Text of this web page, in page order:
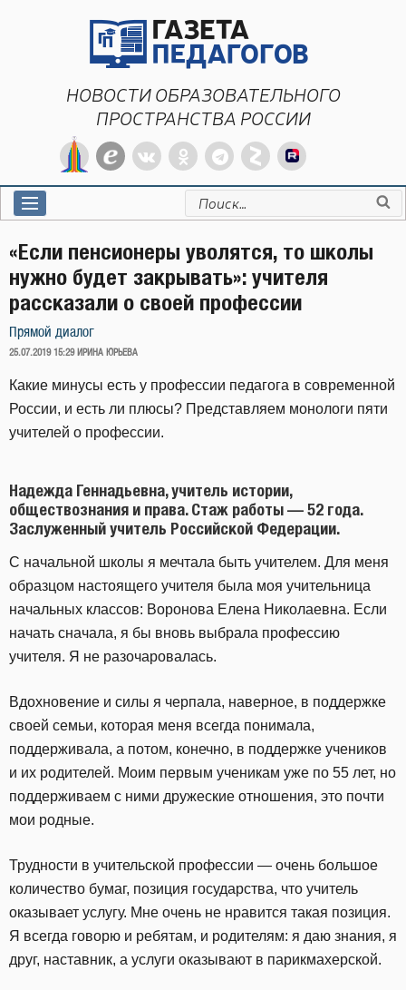
НОВОСТИ ОБРАЗОВАТЕЛЬНОГО
ПРОСТРАНСТВА РОССИИ
Искать:
«Если пенсионеры уволятся, то школы
нужно будет закрывать»: учителя
рассказали о своей профессии
Прямой диалог
ОПУБЛИКОВАНО
25.07.2019 15:29 ИРИНА ЮРЬЕВА
Какие минусы есть у профессии педагога в современной
России, и есть ли плюсы? Представляем монологи пяти
учителей о профессии.
Надежда Геннадьевна, учитель истории,
обществознания и права. Стаж работы — 52 года.
Заслуженный учитель Российской Федерации.
С начальной школы я мечтала быть учителем. Для меня
образцом настоящего учителя была моя учительница
начальных классов: Воронова Елена Николаевна. Если
начать сначала, я бы вновь выбрала профессию
учителя. Я не разочаровалась.
Вдохновение и силы я черпала, наверное, в поддержке
своей семьи, которая меня всегда понимала,
поддерживала, а потом, конечно, в поддержке учеников
и их родителей. Моим первым ученикам уже по 55 лет, но
поддерживаем с ними дружеские отношения, это почти
мои родные.
Трудности в учительской профессии — очень большое
количество бумаг, позиция государства, что учитель
оказывает услугу. Мне очень не нравится такая позиция.
Я всегда говорю и ребятам, и родителям: я даю знания, я
друг, наставник, а услуги оказывают в парикмахерской.